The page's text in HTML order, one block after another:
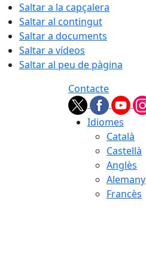
Saltar a la capçalera
Saltar al contingut
Saltar a documents
Saltar a vídeos
Saltar al peu de pàgina
Contacte
Idiomes
Català
Castellà
Anglès
Alemany
Francès